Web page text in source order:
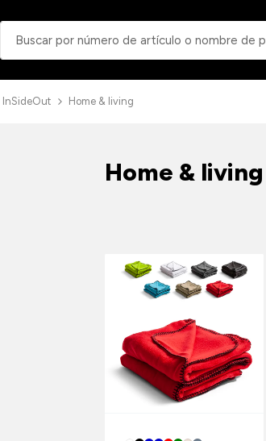
InSideOut Home & living
Home & living